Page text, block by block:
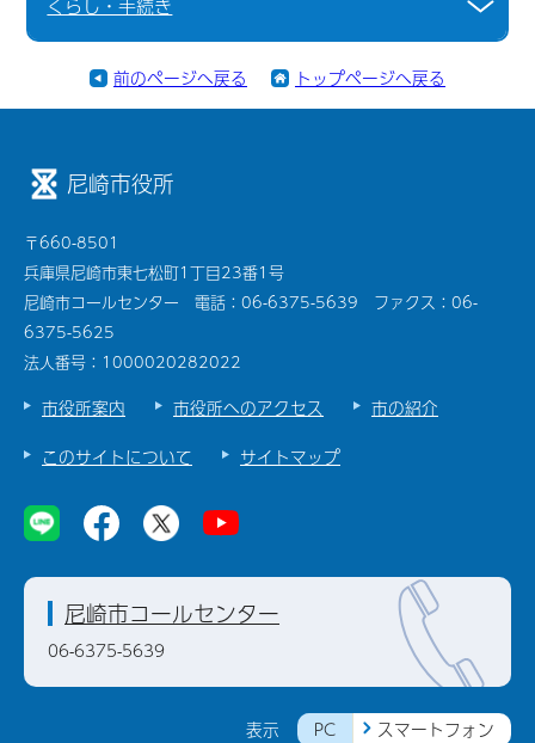
前のページへ戻る トップページへ戻る
尼崎市役所
〒660-8501
兵庫県尼崎市東七松町1丁目23番1号
尼崎市コールセンター 電話：06-6375-5639 ファクス：06-
6375-5625
法人番号：1000020282022
市役所案内 市役所へのアクセス
市の紹介
このサイトについて
サイトマップ
表示 PC スマートフォン
尼崎市コールセンター
06-6375-5639